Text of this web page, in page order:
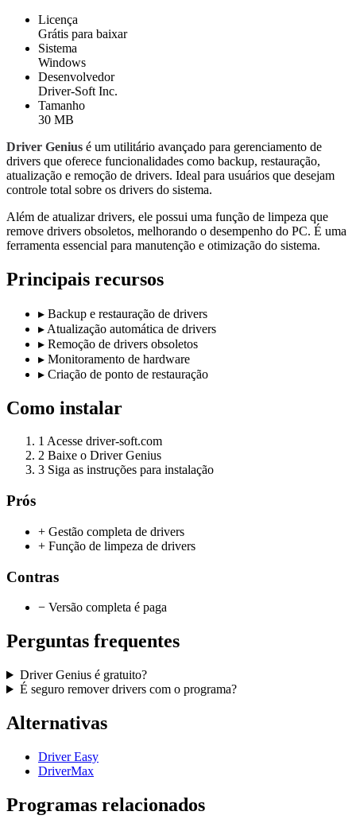
Licença
Grátis para baixar
Sistema
Windows
Desenvolvedor
Driver-Soft Inc.
Tamanho
30 MB
Driver Genius é um utilitário avançado para gerenciamento de
drivers que oferece funcionalidades como backup, restauração,
atualização e remoção de drivers. Ideal para usuários que desejam
controle total sobre os drivers do sistema.
Além de atualizar drivers, ele possui uma função de limpeza que
remove drivers obsoletos, melhorando o desempenho do PC. É uma
ferramenta essencial para manutenção e otimização do sistema.
Principais recursos
▸ Backup e restauração de drivers
▸ Atualização automática de drivers
▸ Remoção de drivers obsoletos
▸ Monitoramento de hardware
▸ Criação de ponto de restauração
Como instalar
1 Acesse driver-soft.com
2 Baixe o Driver Genius
3 Siga as instruções para instalação
Prós
+ Gestão completa de drivers
+ Função de limpeza de drivers
Contras
− Versão completa é paga
Perguntas frequentes
Driver Genius é gratuito?
É seguro remover drivers com o programa?
Alternativas
Driver Easy
DriverMax
Programas relacionados